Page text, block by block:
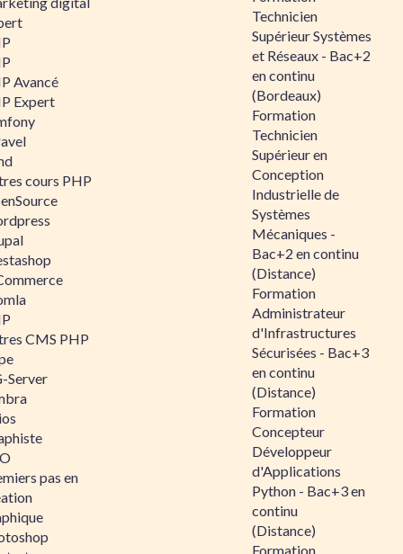
Avancé
Expert
cours PHP
CMS PHP
Server
pas en
Technicien
Supérieur Systèmes
et Réseaux - Bac+2
en continu
(Bordeaux)
Formation
Technicien
Supérieur en
Conception
Industrielle de
Systèmes
Mécaniques -
Bac+2 en continu
(Distance)
Formation
Administrateur
d'Infrastructures
Sécurisées - Bac+3
en continu
(Distance)
Formation
Concepteur
Développeur
d'Applications
Python - Bac+3 en
continu
(Distance)
Formation